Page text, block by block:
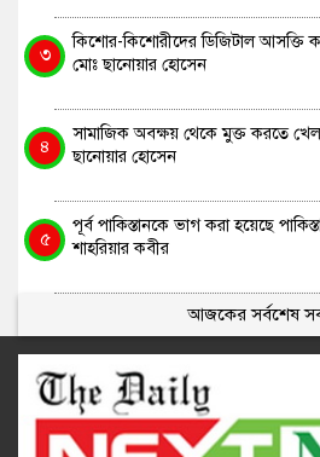
৩
কিশোর-কিশোরীদের ডিজিটাল আসক্তি
মোঃ ছানোয়ার হোসেন
৪
সামাজিক অবক্ষয় থেকে মুক্ত করতে
ছানোয়ার হোসেন
৫
পূর্ব পাকিস্তানকে ভাগ করা হয়েছে
শাহরিয়ার কবীর
আজকের সর্বশেষ